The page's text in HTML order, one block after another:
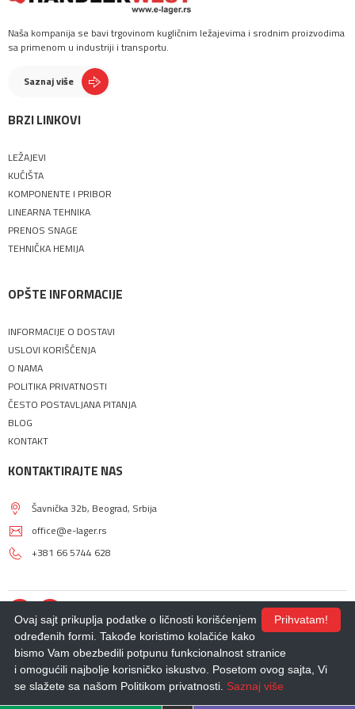
Naša kompanija se bavi trgovinom kugličnim ležajevima i srodnim proizvodima
sa primenom u industriji i transportu.
Saznaj više
BRZI LINKOVI
LEŽAJEVI
KUĆIŠTA
KOMPONENTE I PRIBOR
LINEARNA TEHNIKA
PRENOS SNAGE
TEHNIČKA HEMIJA
OPŠTE INFORMACIJE
INFORMACIJE O DOSTAVI
USLOVI KORIŠĆENJA
O NAMA
POLITIKA PRIVATNOSTI
ČESTO POSTAVLJANA PITANJA
BLOG
KONTAKT
KONTAKTIRAJTE NAS
Šavnička 32b, Beograd, Srbija
office@e-lager.rs
+381 66 5744 628
© 2018 - 2026 |E-LAGER. Sva prava zadržana.
Izdrada Internet prodavnice,Izrada sajta,Izrada mobilnih aplikacijaiSEO
optimizacija sajta - *nbgteam.com
Prihvatam!
Ovaj sajt prikuplja podatke o ličnosti korišćenjem
određenih formi. Takođe koristimo kolačiće kako
bismo Vam obezbedili potpunu funkcionalnost stranice
i omogućili najbolje korisničko iskustvo. Posetom ovog sajta, Vi
se slažete sa našom Politikom privatnosti. Saznaj više